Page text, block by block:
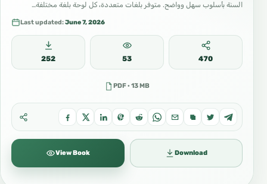
السنة بأسلوب سهل وواضح. متوفر بلغات متعددة، كل لوحة بلغة مختلفة…
Last updated:June 7, 2026
252 53 470
PDF · 13 MB
View Book Download